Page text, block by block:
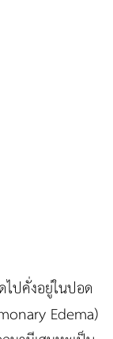
ไปคั่งอยู่ในปอด
Edema)